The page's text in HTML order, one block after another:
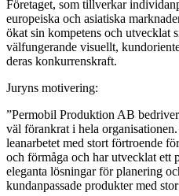
Företaget, som tillverkar
europeiska och asiatiska
ökat sin kompetens och utvecklat
välfungerande visuellt,
deras konkurrenskraft.
Juryns motivering:
”Permobil Produktion AB
väl förankrat i hela
leanarbetet med stort förtroende
och förmåga och har utvecklat ett
eleganta lösningar för planering
kundanpassade produkter med